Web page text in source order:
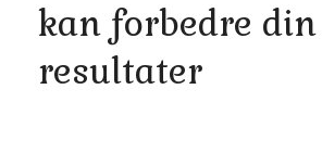
kan forbedre
resultater